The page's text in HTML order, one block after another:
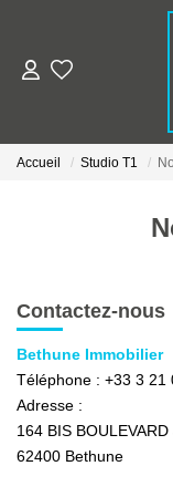
Accueil Studio T1
Contactez-nous
Bethune Immobilier
Téléphone : +33 3 21
Adresse :
164 BIS
62400 Bethune